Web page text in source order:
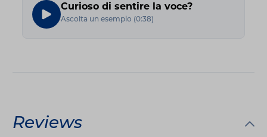
Curioso di sentire la voce?
Ascolta un esempio (0:38)
Reviews